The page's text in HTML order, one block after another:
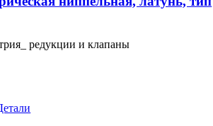
редукции и клапаны